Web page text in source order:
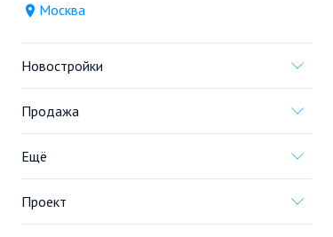
Москва
Новостройки
Продажа
Ещё
Проект